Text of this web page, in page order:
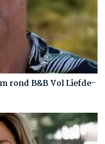
rond B&B Vol Liefde-